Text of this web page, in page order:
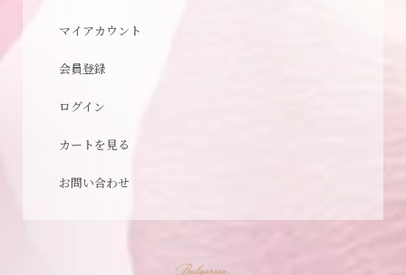
マイアカウント
会員登録
ログイン
カートを見る
お問い合わせ